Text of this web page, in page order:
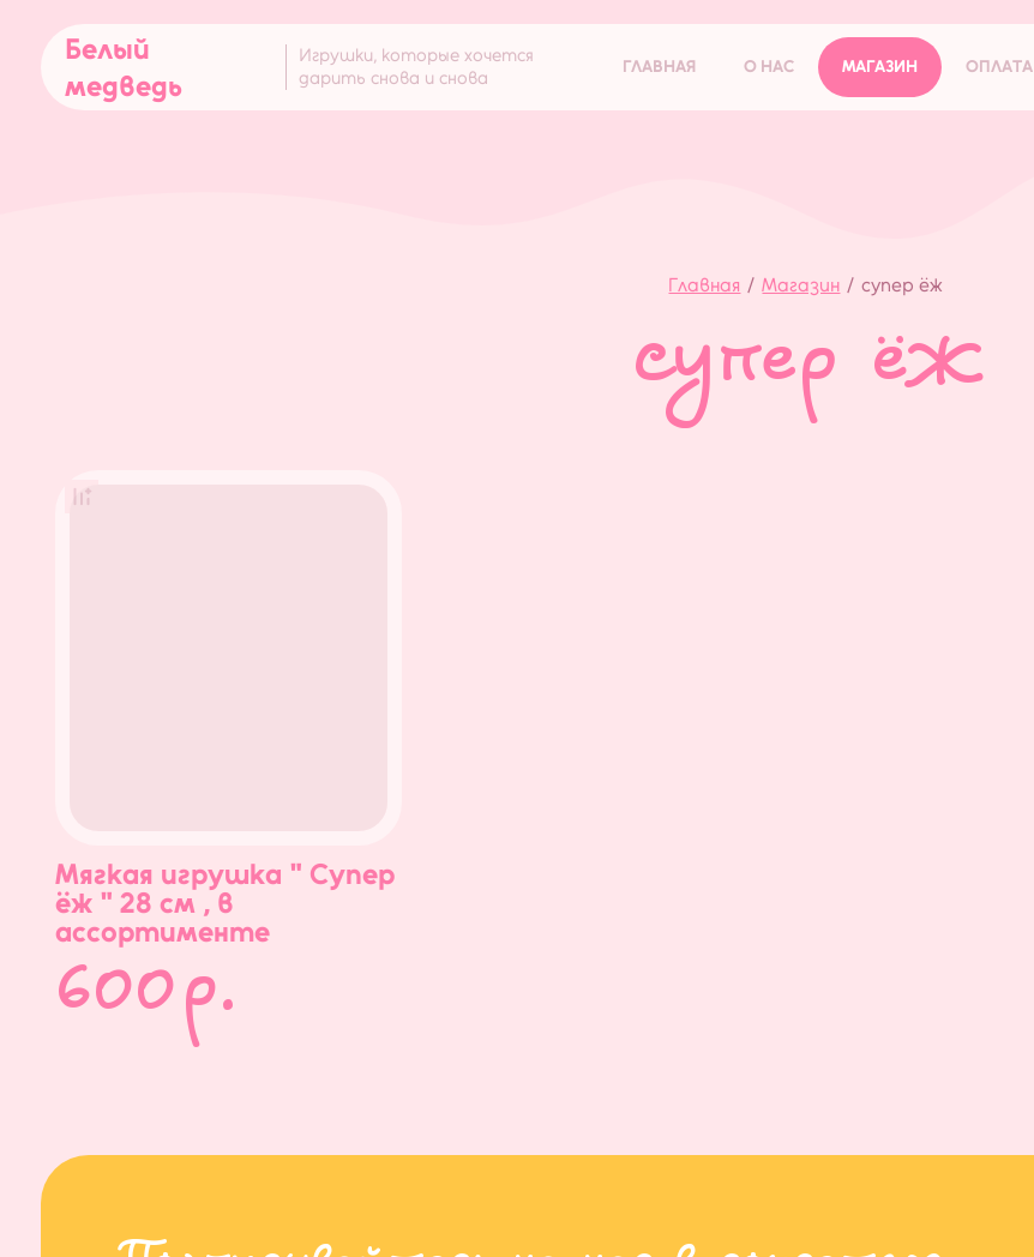
Белый
медведь
Игрушки, которые хочется
дарить снова и снова
ГЛАВНАЯ О НАС МАГАЗИН ОПЛАТА
Главная / Магазин / супер ёж
супер ёж
Мягкая игрушка " Супер
ёж " 28 см , в
ассортименте
600 р.